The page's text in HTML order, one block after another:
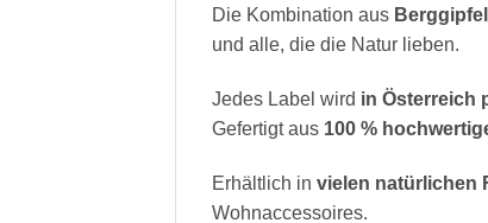
Die Kombination aus
und alle, die die Natur lieben.
Jedes Label wird in Österreich
Gefertigt aus 100 %
Erhältlich in vielen natürlichen
Wohnaccessoires.